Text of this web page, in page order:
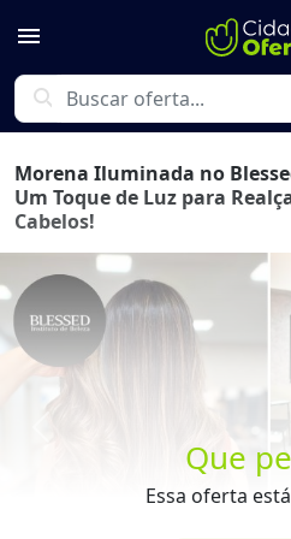
menu
search
Que
Essa oferta
Morena Iluminada no
Um Toque de Luz para
Cabelos!